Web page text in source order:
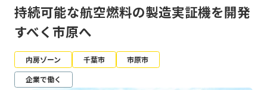
持続可能な航空燃料の製造実証機を開発
すべく市原へ
内房ゾーン 千葉市
市原市
企業で働く